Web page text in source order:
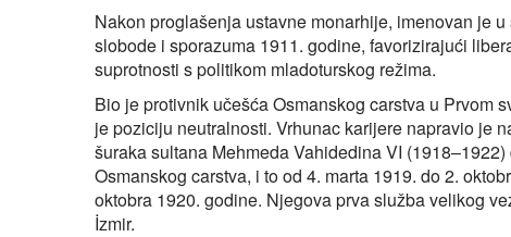
Nakon proglašenja ustavne monarhije, imenovan je
slobode i sporazuma 1911. godine, favorizirajući
suprotnosti s politikom mladoturskog režima.
Bio je protivnik učešća Osmanskog carstva u Prvom
je poziciju neutralnosti. Vrhunac karijere napravio je
šuraka sultana Mehmeda Vahidedina VI
Osmanskog carstva, i to od 4. marta 1919. do 2.
oktobra 1920. godine. Njegova prva služba velikog
İzmir.